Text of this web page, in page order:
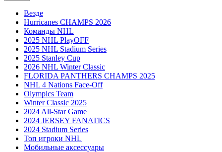
Везде
Hurricanes CHAMPS 2026
Команды NHL
2025 NHL PlayOFF
2025 NHL Stadium Series
2025 Stanley Cup
2026 NHL Winter Classic
FLORIDA PANTHERS CHAMPS 2025
NHL 4 Nations Face-Off
Olympics Team
Winter Classic 2025
2024 All-Star Game
2024 JERSEY FANATICS
2024 Stadium Series
Топ игроки NHL
Мобильные аксессуары